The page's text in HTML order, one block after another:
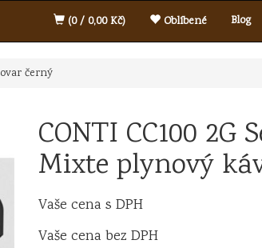
Blog
(0 / 0,00 Kč) Oblíbené
černý
CONTI CC100 2G
Mixte plynový
Vaše cena s DPH
Vaše cena bez DPH